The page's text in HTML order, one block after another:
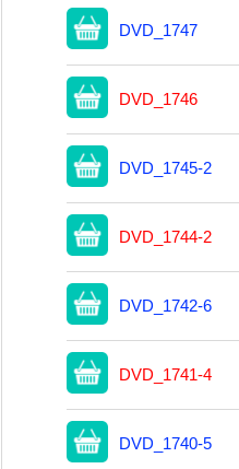
DVD_1747
DVD_1746
DVD_1745-2
DVD_1744-2
DVD_1742-6
DVD_1741-4
DVD_1740-5